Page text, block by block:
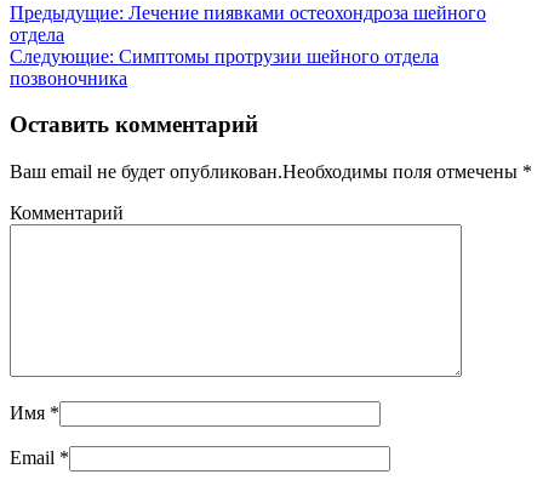
Предыдущие: Лечение пиявками остеохондроза шейного
отдела
Следующие: Симптомы протрузии шейного отдела
позвоночника
Оставить комментарий
Ваш email не будет опубликован.Необходимы поля отмечены *
Комментарий
Имя *
Email *